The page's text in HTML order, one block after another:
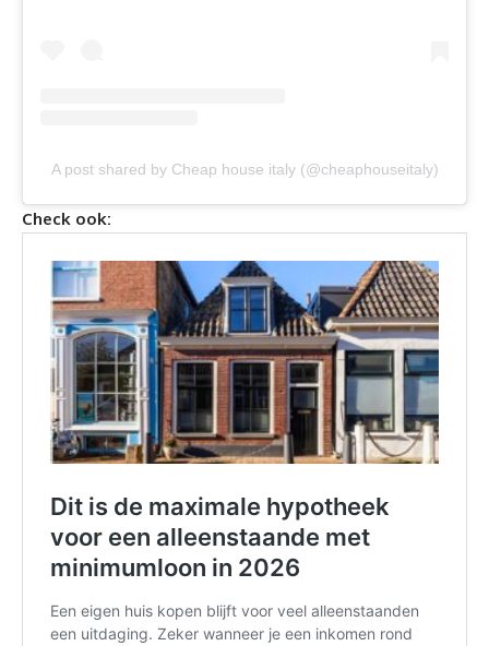
A post shared by Cheap house italy (@cheaphouseitaly)
Check ook: